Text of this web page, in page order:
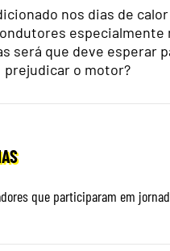
nos dias de
especialmente
será que deve esperar
prejudicar o motor?
que participaram em